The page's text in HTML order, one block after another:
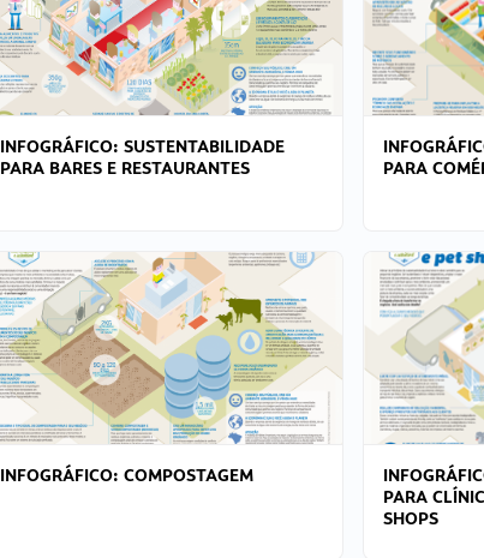
INFOGRÁFICO: SUSTENTABILIDADE
PARA BARES E RESTAURANTES
PARA
INFOGRÁFICO: COMPOSTAGEM
PARA
SHOPS